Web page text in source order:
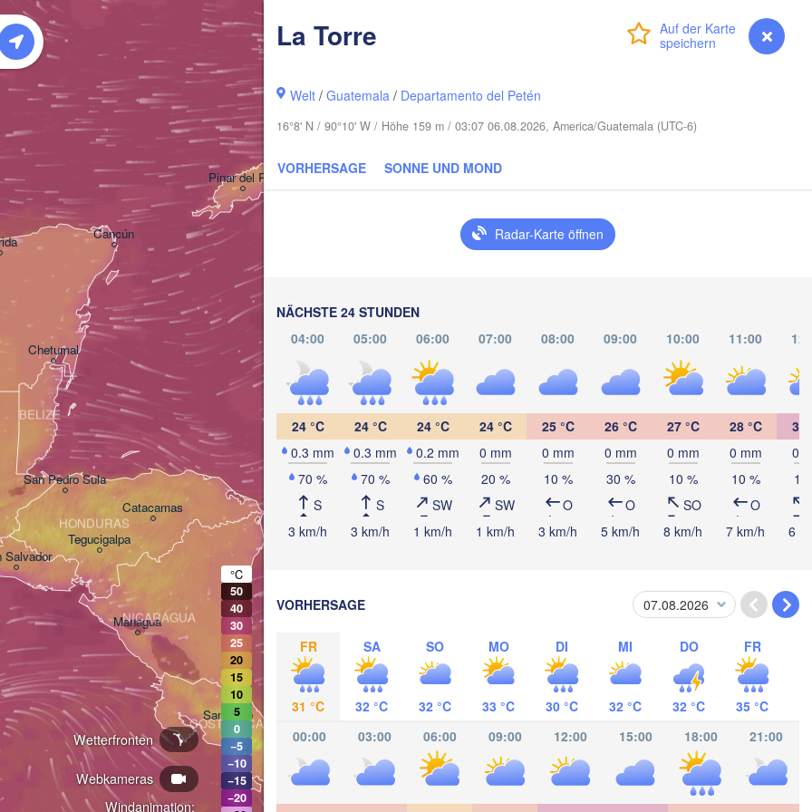
myVentusky Vorhersage
La Torre
Welt /Guatemala / Departamento del Petén
16°8' N / 90°10' W / Höhe 159 m / 03:07 06.08.2026, America/Guatemala (UTC-6)
VORHERSAGE SONNE UND MOND
Radar-Karte öffnen
NÄCHSTE 24 STUNDEN
04:00
05:00 06:00 07:00 08:00 09:00 10:00 11:00
24 °C
0.3 mm
70 %
S
3 km/h
24 °C
0.3 mm
70 %
S
3 km/h
24 °C
0.2 mm
60 %
SW
1 km/h
24 °C
0 mm
20 %
SW
1 km/h
25 °C
0 mm
10 %
O
3 km/h
26 °C
0 mm
30 %
O
5 km/h
27 °C
0 mm
10 %
SO
8 km/h
28 °C
0 mm
10 %
O
7 km/h
30
0
10
6
VORHERSAGE
FR
31 °C
SA
32 °C
SO
32 °C
MO
33 °C
DI
30 °C
MI
32 °C
DO
32 °C
FR
35 °C
00:00
03:00 06:00 09:00 12:00 15:00 18:00 21:00
Windanimation:
Webkameras
Wetterfronten
Santa Clara
Pinar del Río
Tegucigalpa
Managua
Cancún
San Pedro Sula
Salvador
Catacamas
Chetumal
NICARAGUA
HONDURAS
BELIZE
Panamá
San José
PANAMA
COSTA RICA
Port-au-Prince
Kingston
Camagüey
Riohacha
Holguín
Jérémie
Maracaibo
Cúcuta
Mérida
Apartadó
Valledupar
°C
50
40
30
25
20
15
10
5
0
−5
−10
−15
−20